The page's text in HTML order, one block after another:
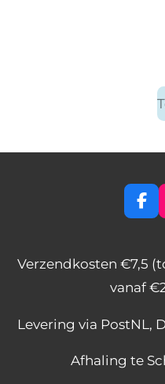
F
a
b
o
k
Verzendkosten €7,5
vanaf
Levering via PostNL,
Afhaling te